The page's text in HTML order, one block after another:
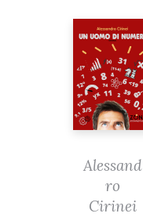
Alessand
ro
Cirinei